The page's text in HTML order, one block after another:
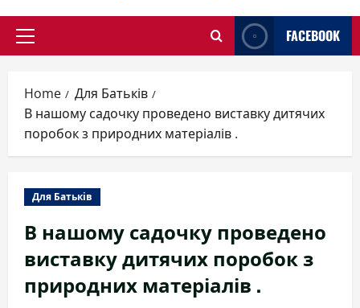
Primary
FACEBOOK
Home
Для Батьків
В нашому садочку проведено виставку дитячих
поробок з природних матеріалів .
Для Батьків
В нашому садочку проведено
виставку дитячих поробок з
природних матеріалів .